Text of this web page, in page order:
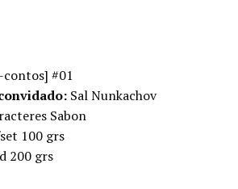
#01
Sal Nunkachov
Sabon
100 grs
200 grs